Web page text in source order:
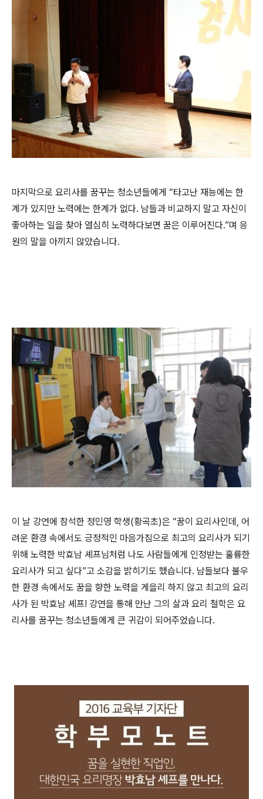
마지막으로 요리사를 꿈꾸는 청소년들에게 “타고난 재능에는 한
계가 있지만 노력에는 한계가 없다. 남들과 비교하지 말고 자신이
좋아하는 일을 찾아 열심히 노력하다보면 꿈은 이루어진다.”며 응
원의 말을 아끼지 않았습니다.
이 날 강연에 참석한 정민영 학생(황곡초)은 “꿈이 요리사인데, 어
려운 환경 속에서도 긍정적인 마음가짐으로 최고의 요리사가 되기
위해 노력한 박효남 셰프님처럼 나도 사람들에게 인정받는 훌륭한
요리사가 되고 싶다”고 소감을 밝히기도 했습니다. 남들보다 불우
한 환경 속에서도 꿈을 향한 노력을 게을리 하지 않고 최고의 요리
사가 된 박효남 셰프! 강연을 통해 만난 그의 삶과 요리 철학은 요
리사를 꿈꾸는 청소년들에게 큰 귀감이 되어주었습니다.